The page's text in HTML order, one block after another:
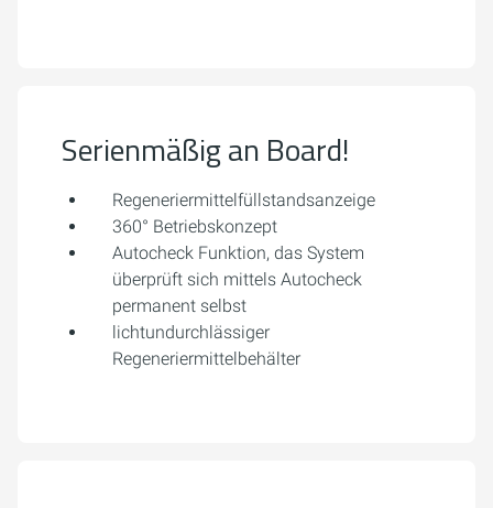
Serienmäßig an Board!
Regeneriermittelfüllstandsanzeige
360° Betriebskonzept
Autocheck Funktion, das System
überprüft sich mittels Autocheck
permanent selbst
lichtundurchlässiger
Regeneriermittelbehälter